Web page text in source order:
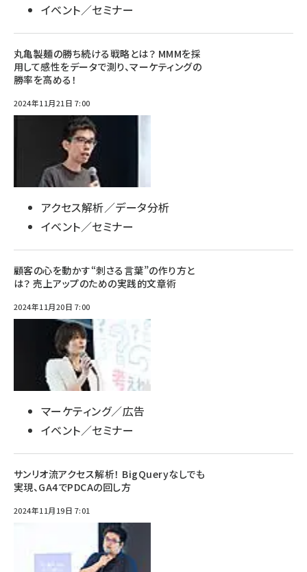
イベント／セミナー
丸亀製麺の勝ち続ける戦略とは？ MMMを採
用して感性をデータで測り、マーケティングの
勝率を高める！
2024年11月21日 7:00
アクセス解析／データ分析
イベント／セミナー
顧客の心を動かす“刺さる言葉”の作り方と
は？ 売上アップのための実践的文章術
2024年11月20日 7:00
マーケティング／広告
イベント／セミナー
サンリオ流アクセス解析！ BigQueryなしでも
実現、GA4でPDCAの回し方
2024年11月19日 7:01